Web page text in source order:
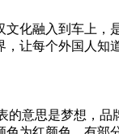
化融入到车上
让每个外国人知
的意思是梦想，